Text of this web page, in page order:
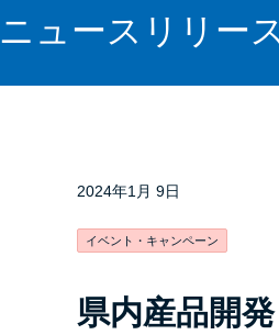
ニュースリリー
2024年1月 9日
イベント・キャンペーン
県内産品開